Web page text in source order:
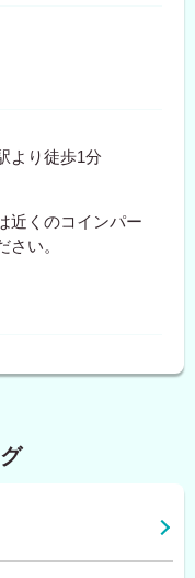
より徒歩1分
近くのコインパー
さい。